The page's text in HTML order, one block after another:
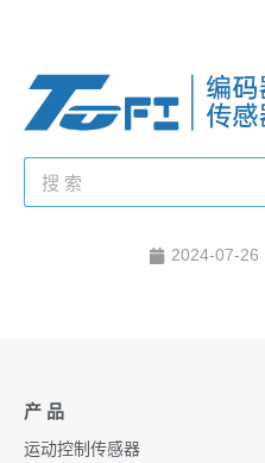
2024-07-26
产 品
运动控制传感器